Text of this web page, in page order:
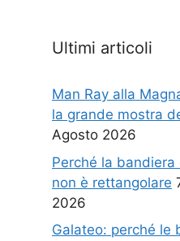
Ultimi articoli
Man Ray alla
la grande mostra
Agosto 2026
Perché la bandiera
non è rettangolare
2026
Galateo: perché le